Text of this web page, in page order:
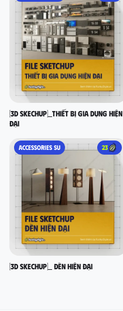
[3D SKECHUP]_Thiết bị gia dụng hiện
đại
ACCESSORIES SU 23
[3D SKECHUP]_ Đèn hiện đại